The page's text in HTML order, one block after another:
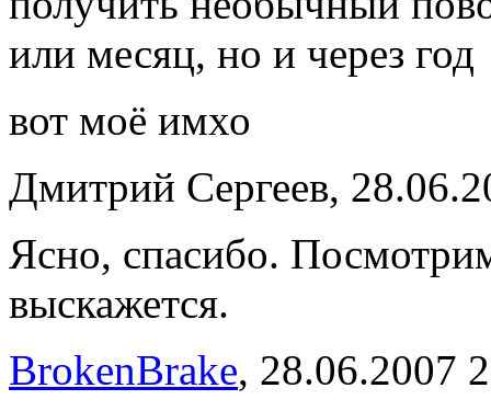
или месяц, но и через год
вот моё имхо
Дмитрий Сергеев,
Ясно, спасибо.
выскажется.
BrokenBrake, 28.06.2007